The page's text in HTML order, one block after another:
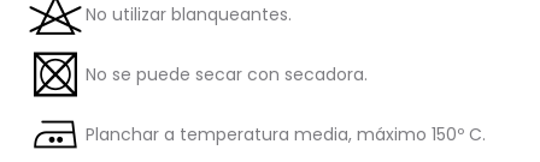
No utilizar blanqueantes.
No se puede secar con secadora.
Planchar a temperatura media, máximo 150º C.